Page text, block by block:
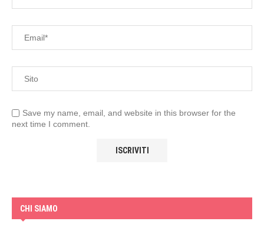
Save my name, email, and website in this browser for the
next time I comment.
CHI SIAMO